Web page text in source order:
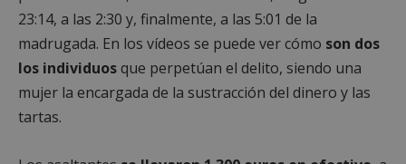
23:14, a las 2:30 y, finalmente, a las 5:01 de la
madrugada. En los vídeos se puede ver cómo son dos
los individuosque perpetúan el delito, siendo una
mujer la encargada de la sustracción del dinero y las
tartas.